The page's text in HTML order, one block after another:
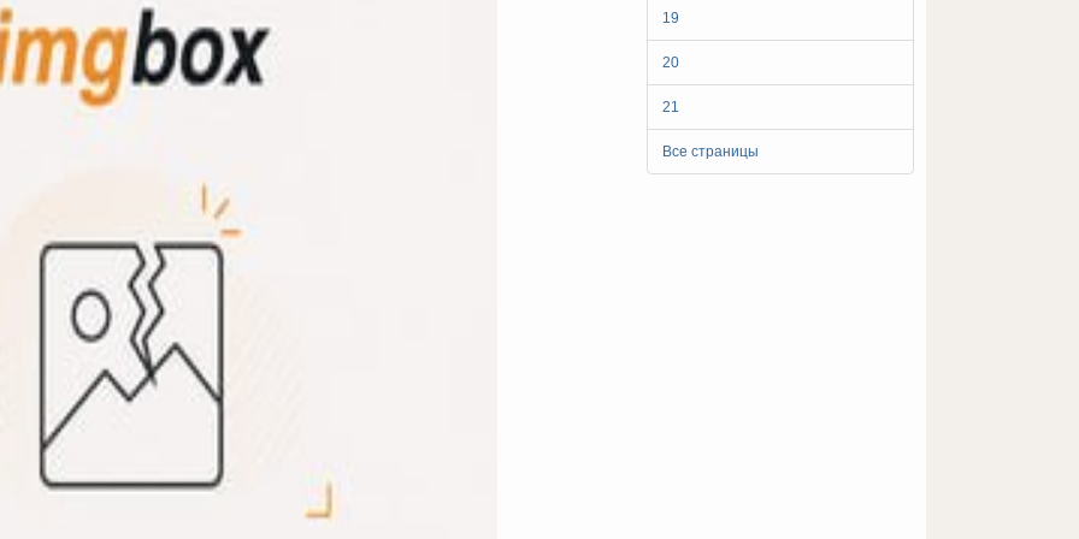
19
20
21
Все страницы